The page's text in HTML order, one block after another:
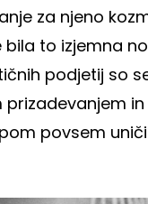
za njeno
to izjemna
podjetij so
prizadevanjem
povsem